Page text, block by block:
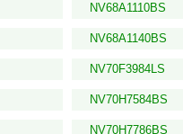
NV68A1110BS
NV68A1140BS
NV70F3984LS
NV70H7584BS
NV70H7786BS